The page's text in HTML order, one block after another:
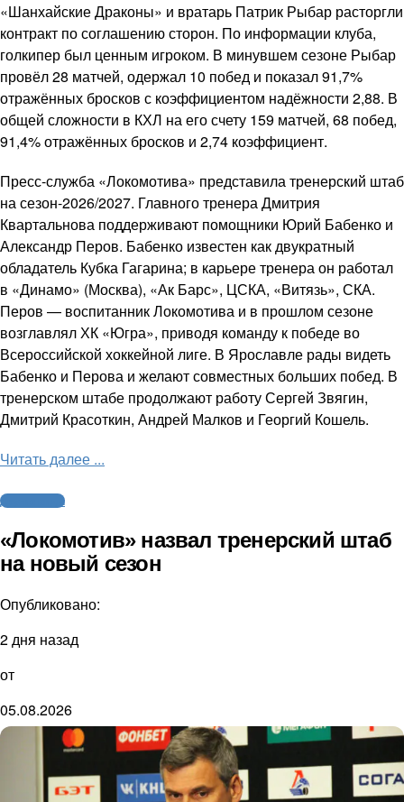
«Шанхайские Драконы» и вратарь Патрик Рыбар расторгли
контракт по соглашению сторон. По информации клуба,
голкипер был ценным игроком. В минувшем сезоне Рыбар
провёл 28 матчей, одержал 10 побед и показал 91,7%
отражённых бросков с коэффициентом надёжности 2,88. В
общей сложности в КХЛ на его счету 159 матчей, 68 побед,
91,4% отражённых бросков и 2,74 коэффициент.
Пресс-служба «Локомотива» представила тренерский штаб
на сезон-2026/2027. Главного тренера Дмитрия
Квартальнова поддерживают помощники Юрий Бабенко и
Александр Перов. Бабенко известен как двукратный
обладатель Кубка Гагарина; в карьере тренера он работал
в «Динамо» (Москва), «Ак Барс», ЦСКА, «Витязь», СКА.
Перов — воспитанник Локомотива и в прошлом сезоне
возглавлял ХК «Югра», приводя команду к победе во
Всероссийской хоккейной лиге. В Ярославле рады видеть
Бабенко и Перова и желают совместных больших побед. В
тренерском штабе продолжают работу Сергей Звягин,
Дмитрий Красоткин, Андрей Малков и Георгий Кошель.
Читать далее ...
Другие виды
«Локомотив» назвал тренерский штаб
на новый сезон
Опубликовано:
2 дня назад
от
05.08.2026